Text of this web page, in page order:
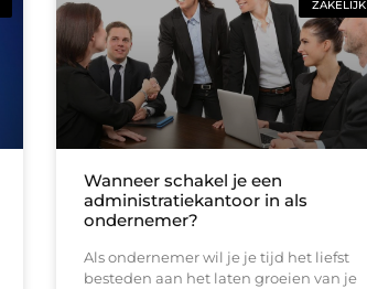
ZAKELIJK
Wanneer schakel je een
administratiekantoor in als
ondernemer?
Als ondernemer wil je je tijd het liefst
besteden aan het laten groeien van je